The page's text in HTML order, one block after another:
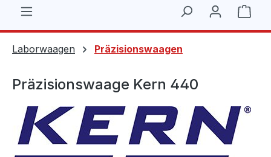
Laborwaagen Präzisionswaagen
Präzisionswaage Kern 440